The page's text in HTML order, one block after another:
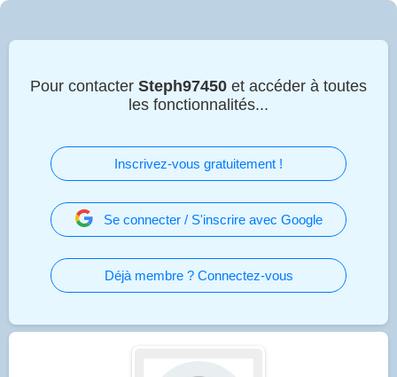
Pour contacter Steph97450 et accéder à toutes
les fonctionnalités...
Inscrivez-vous gratuitement !
Se connecter / S'inscrire avec Google
Déjà membre ? Connectez-vous